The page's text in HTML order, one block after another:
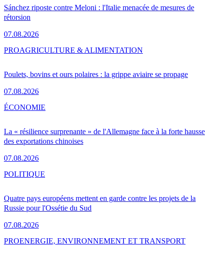
Sánchez riposte contre Meloni : l'Italie menacée de mesures de
rétorsion
07.08.2026
Poulets, bovins et ours polaires : la grippe aviaire se propage
07.08.2026
PROAGRICULTURE & ALIMENTATION
La « résilience surprenante » de l'Allemagne face à la forte hausse
des exportations chinoises
07.08.2026
ÉCONOMIE
Quatre pays européens mettent en garde contre les projets de la
Russie pour l'Ossétie du Sud
07.08.2026
POLITIQUE
PROENERGIE, ENVIRONNEMENT ET TRANSPORT